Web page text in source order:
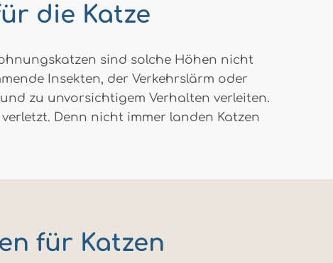
die Katze
sind solche Höhen nicht
Insekten, der Verkehrslärm oder
zu unvorsichtigem Verhalten verleiten.
Denn nicht immer landen Katzen
für Katzen